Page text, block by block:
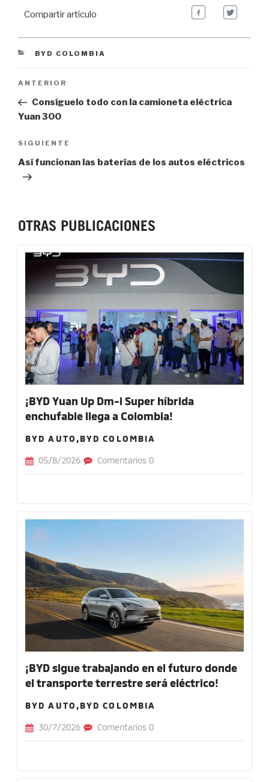
Compartir artículo
CATEGORIES
BYD COLOMBIA
Navegación de entradas
Previous
Post
ANTERIOR
Consíguelo todo con la camioneta eléctrica
Yuan 300
Next
Post
SIGUIENTE
Así funcionan las baterías de los autos eléctricos
OTRAS PUBLICACIONES
¡BYD Yuan Up Dm-i Super híbrida
enchufable llega a Colombia!
BYD AUTO,BYD COLOMBIA
05/8/2026 Comentarios 0
¡BYD sigue trabajando en el futuro donde
el transporte terrestre será eléctrico!
BYD AUTO,BYD COLOMBIA
30/7/2026 Comentarios 0